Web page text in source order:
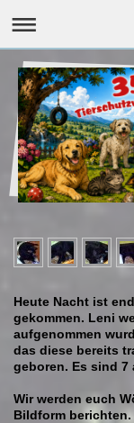
Heute Nacht ist
gekommen. Leni
aufgenommen
das diese bereits
geboren. Es sind 7
Wir werden euch
Bildform berichten.